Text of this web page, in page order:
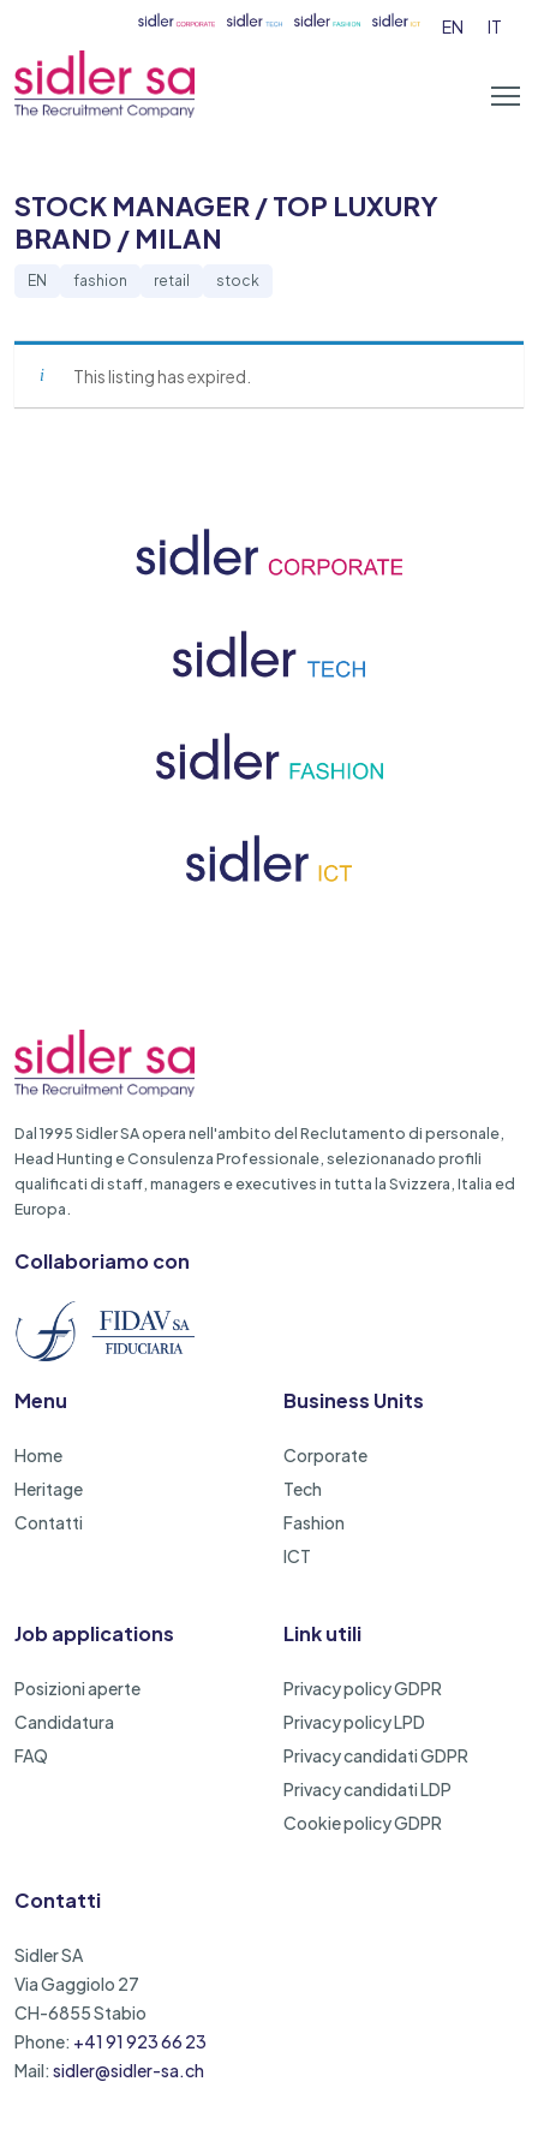
EN IT
STOCK MANAGER / TOP LUXURY
BRAND / MILAN
EN fashion retail stock
This listing has expired.
Dal 1995 Sidler SA opera nell'ambito del Reclutamento di personale,
Head Hunting e Consulenza Professionale, selezionanado profili
qualificati di staff, managers e executives in tutta la Svizzera, Italia ed
Europa.
Collaboriamo con
Menu
Home
Heritage
Contatti
Business Units
Corporate
Tech
Fashion
ICT
Job applications
Posizioni aperte
Candidatura
FAQ
Link utili
Privacy policy GDPR
Privacy policy LPD
Privacy candidati GDPR
Privacy candidati LDP
Cookie policy GDPR
Contatti
Sidler SA
Via Gaggiolo 27
CH-6855 Stabio
Phone: +41 91 923 66 23
Mail: sidler@sidler-sa.ch